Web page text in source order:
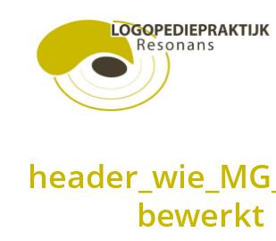
naar
de
hoofd
inhoud
Logopedie
bewerkt